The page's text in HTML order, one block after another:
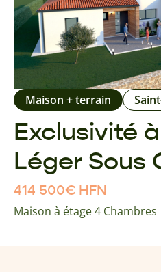
+33 2
Exclusivité
Léger Sous
Maison + terrain
414 500€ HFN
Maison à étage 4 Chambres